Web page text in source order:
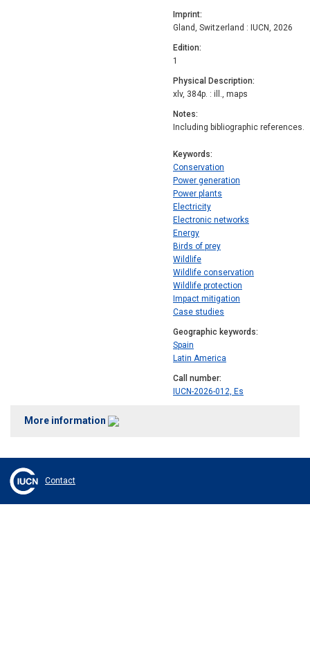
Imprint
Gland, Switzerland : IUCN, 2026
Edition
1
Physical Description
xlv, 384p. : ill., maps
Notes
Including bibliographic references.
Keywords
Conservation
Power generation
Power plants
Electricity
Electronic networks
Energy
Birds of prey
Wildlife
Wildlife conservation
Wildlife protection
Impact mitigation
Case studies
Geographic keywords
Spain
Latin America
Call number
IUCN-2026-012, Es
More information
Contact